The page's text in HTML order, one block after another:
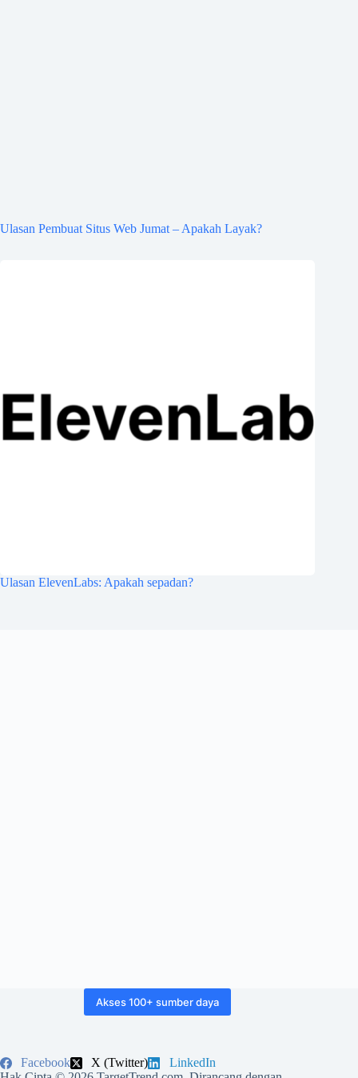
Ulasan Pembuat Situs Web Jumat – Apakah Layak?
Ulasan ElevenLabs: Apakah sepadan?
Akses 100+ sumber daya
Facebook X (Twitter)
LinkedIn